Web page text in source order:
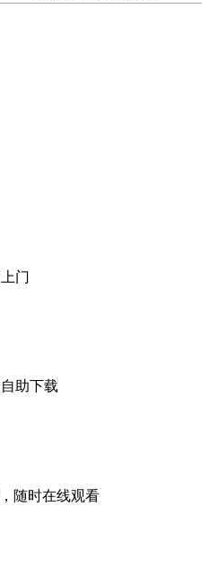
门
助下载
随时在线观看